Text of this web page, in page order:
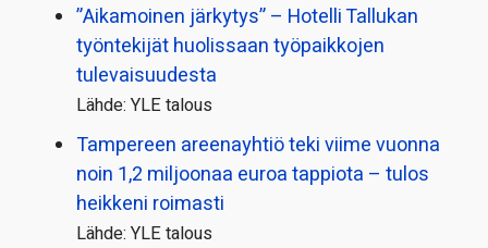
”Aikamoinen järkytys” – Hotelli Tallukan
työntekijät huolissaan työpaikkojen
tulevaisuudesta
Lähde: YLE talous
Tampereen areenayhtiö teki viime vuonna
noin 1,2 miljoonaa euroa tappiota – tulos
heikkeni roimasti
Lähde: YLE talous